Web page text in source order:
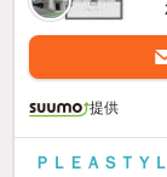
提供
ＰＬＥＡＳＴＹ